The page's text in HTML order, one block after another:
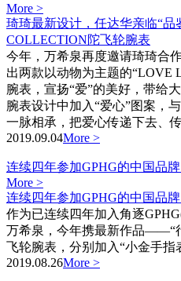
More >
琦琦最新设计，任达华亲临“品
COLLECTION陀飞轮腕表
今年，万希泉再度邀请琦琦合
出两款以动物为主题的“LOVE
腕表，宣扬“爱”的美好，带给
腕表设计中加入“爱心”图案，
一脉相承，把爱心传递下去、传
2019.09.04More >
连续四年参加GPHG的中国品
More >
连续四年参加GPHG的中国品
作为已连续四年加入角逐
万希泉，今年携最新作品——“
飞轮腕表，分别加入“小金手指
2019.08.26More >